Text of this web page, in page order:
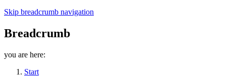
Skip breadcrumb navigation
Breadcrumb
you are here:
Start